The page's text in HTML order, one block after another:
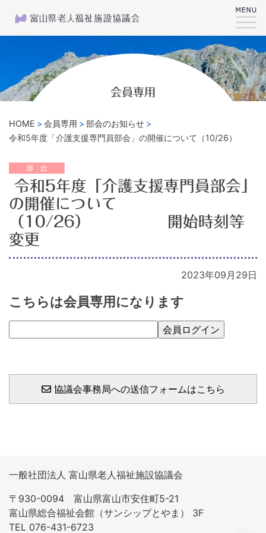
会員専用
HOME 会員専用
部会のお知らせ
令和5年度「介護支援専門員部会」の開催について（10/26
令和5年度「介護支援専門員部会」
の開催について
（10/26） 開始時刻等
変更
2023年09月29日
こちらは会員専用になります
協議会事務局への送信フォームはこちら
一般社団法人 富山県老人福祉施設協議会
〒930-0094 富山県富山市安住町5-21
富山県総合福祉会館（サンシップとやま） 3F
TEL 076-431-6723